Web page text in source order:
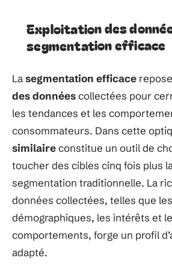
Exploitation des
segmentation efficace
Lasegmentation efficace
des donnéescollectées pour
les tendances et les
consommateurs. Dans cette
similaireconstitue un outil de
toucher des cibles cinq fois plus
segmentation traditionnelle. La
données collectées, telles que
démographiques, les intérêts et
comportements, forge un profil
adapté.